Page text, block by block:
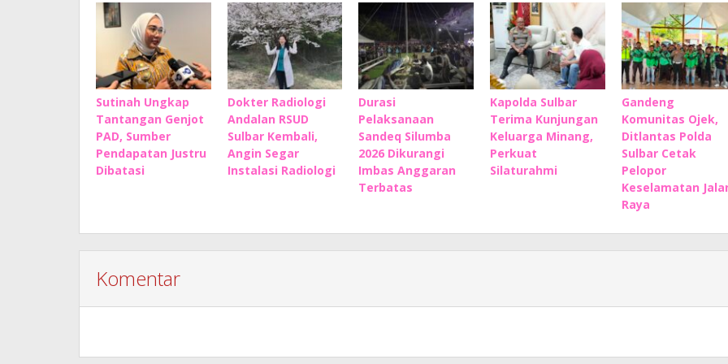
Sutinah Ungkap
Tantangan Genjot
PAD, Sumber
Pendapatan Justru
Dibatasi
Dokter Radiologi
Andalan RSUD
Sulbar Kembali,
Angin Segar
Instalasi Radiologi
Durasi
Pelaksanaan
Sandeq Silumba
2026 Dikurangi
Imbas Anggaran
Terbatas
Kapolda Sulbar
Terima Kunjungan
Keluarga Minang,
Perkuat
Silaturahmi
Gandeng
Komunitas Ojek,
Ditlantas Polda
Sulbar Cetak
Pelopor
Keselamatan
Raya
Komentar